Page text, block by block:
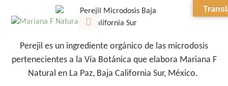
Perejil es un ingrediente orgánico de las microdosis
pertenecientes a la Vía Botánica que elabora Mariana F
Natural en La Paz, Baja California Sur, México.